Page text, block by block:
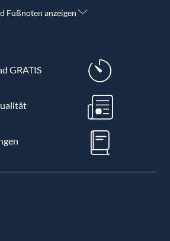
Fußnoten anzeigen
GRATIS